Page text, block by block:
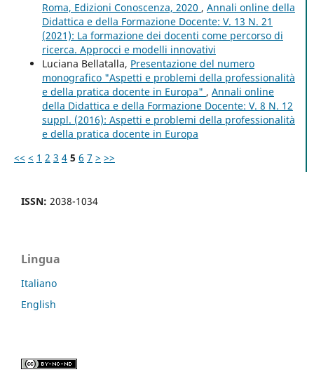
Roma, Edizioni Conoscenza, 2020 , Annali online della
Didattica e della Formazione Docente: V. 13 N. 21
(2021): La formazione dei docenti come percorso di
ricerca. Approcci e modelli innovativi
Luciana Bellatalla, Presentazione del numero
monografico "Aspetti e problemi della professionalità
e della pratica docente in Europa" , Annali online
della Didattica e della Formazione Docente: V. 8 N. 12
suppl. (2016): Aspetti e problemi della professionalità
e della pratica docente in Europa
<< < 1 2 3 4 5 6 7 > >>
ISSN: 2038-1034
Lingua
Italiano
English